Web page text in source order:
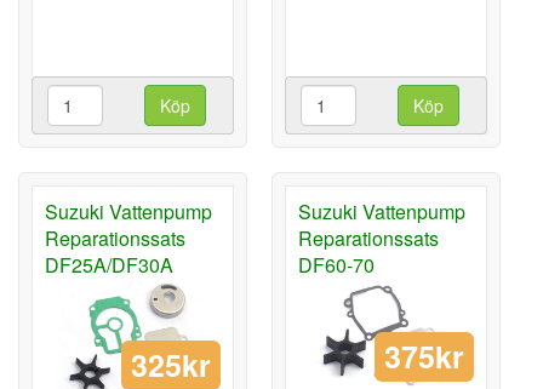
Köp Köp
Suzuki Vattenpump
Reparationssats
DF25A/DF30A
325kr
Suzuki Vattenpump
Reparationssats
DF60-70
375kr